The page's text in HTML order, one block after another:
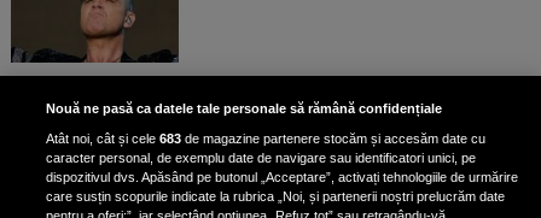
Bruce Dickinson, solistul trupei
Iron Maiden, şi-a arătat talentul
de scrimer la un concurs în Franţa
Nouă ne pasă ca datele tale personale să rămână confidențiale
Atât noi, cât și cele683 de magazine partenere stocăm și accesăm date cu
caracter personal, de exemplu date de navigare sau identificatori unici, pe
dispozitivul dvs. Apăsând pe butonul „Acceptare”, activați tehnologiile de urmărire
care susțin scopurile indicate la rubrica „Noi, și partenerii noștri prelucrăm date